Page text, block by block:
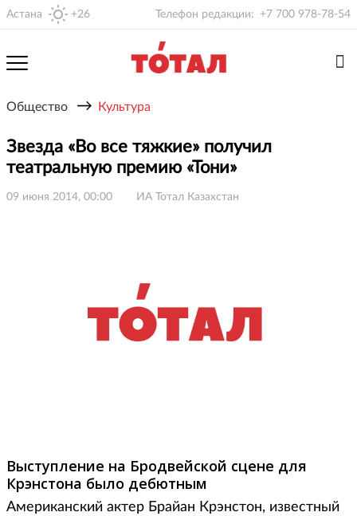
Астана +26 Телефон редакции: +7 700 978-78-54
Общество → Культура
Звезда «Во все тяжкие» получил
театральную премию «Тони»
09 июня 2014, 00:00 ИА Тотал Казахстан
Выступление на Бродвейской сцене для
Крэнстона было дебютным
Американский актер Брайан Крэнстон, известный